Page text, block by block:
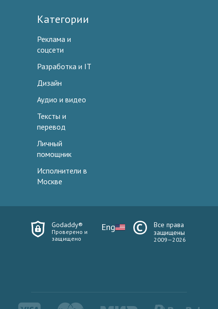
Категории
Реклама и
соцсети
Разработка и IT
Дизайн
Аудио и видео
Тексты и
перевод
Личный
помощник
Исполнители в
Москве
Godaddy®
Проверено и
защищено
Eng
Все права
защищены
2009—2026